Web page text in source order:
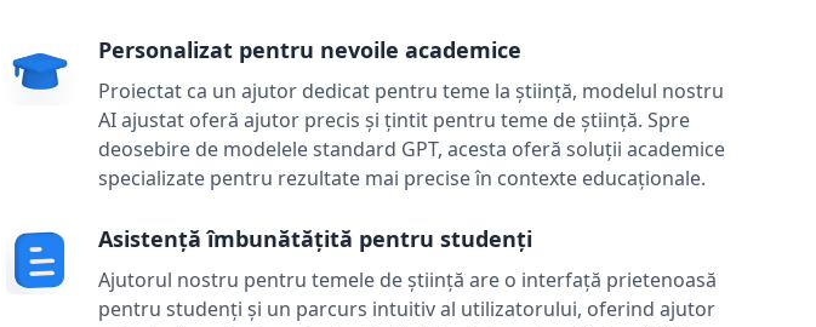
Personalizat pentru nevoile academice
Proiectat ca un ajutor dedicat pentru teme la știință, modelul nostru
AI ajustat oferă ajutor precis și țintit pentru teme de știință. Spre
deosebire de modelele standard GPT, acesta oferă soluții academice
specializate pentru rezultate mai precise în contexte educaționale.
Asistență îmbunătățită pentru studenți
Ajutorul nostru pentru temele de știință are o interfață prietenoasă
pentru studenți și un parcurs intuitiv al utilizatorului, oferind ajutor